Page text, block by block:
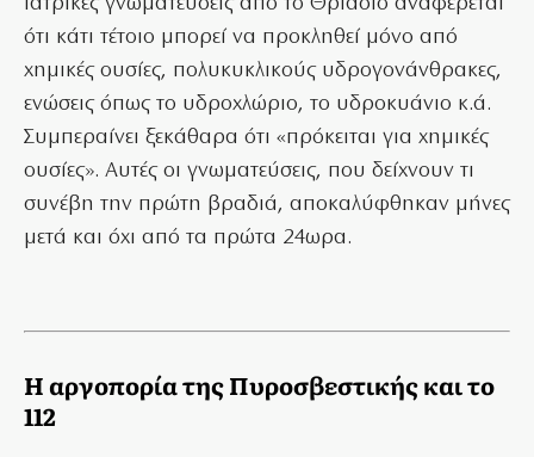
ότι κάτι τέτοιο μπορεί να προκληθεί μόνο από
χημικές ουσίες, πολυκυκλικούς υδρογονάνθρακες,
ενώσεις όπως το υδροχλώριο, το υδροκυάνιο κ.ά.
Συμπεραίνει ξεκάθαρα ότι «πρόκειται για χημικές
ουσίες». Αυτές οι γνωματεύσεις, που δείχνουν τι
συνέβη την πρώτη βραδιά, αποκαλύφθηκαν μήνες
μετά και όχι από τα πρώτα 24ωρα.
Η αργοπορία της Πυροσβεστικής και το
112